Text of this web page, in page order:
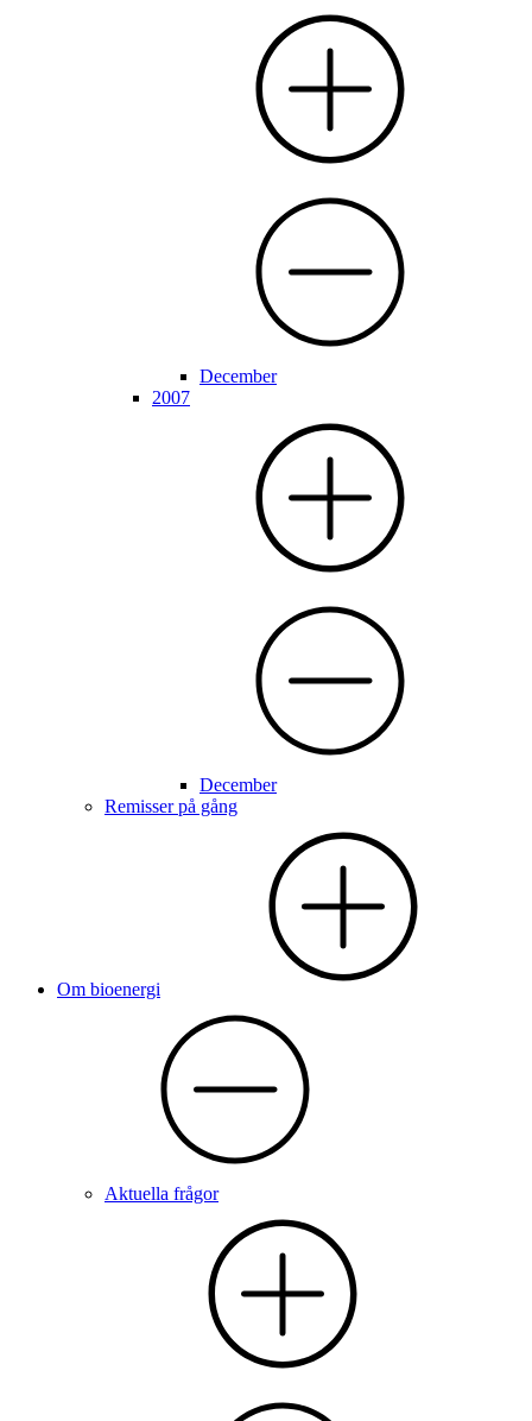
December
2007
December
Remisser på gång
Om bioenergi
Aktuella frågor